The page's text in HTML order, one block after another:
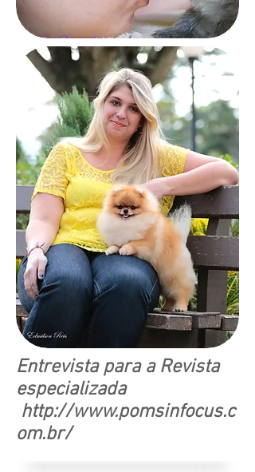
Entrevista para a Revista
especializada
http://www.pomsinfocus.c
om.br/